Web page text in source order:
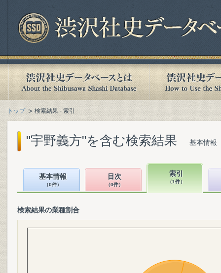
トップ 検索結果 - 索引
"宇野義方"を含む検索結果 基本情報
基本情報
（0件）
目次
（0件）
索引
（1件）
検索結果の業種割合